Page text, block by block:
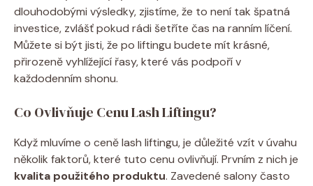
dlouhodobými výsledky, zjistíme, že to není tak špatná
investice, zvlášť pokud rádi šetříte čas na ranním líčení.
Můžete si být jisti, že po liftingu budete mít krásné,
přirozeně vyhlížející řasy, které vás podpoří v
každodenním shonu.
Co Ovlivňuje Cenu Lash Liftingu?
Když mluvíme o ceně lash liftingu, je důležité vzít v úvahu
několik faktorů, které tuto cenu ovlivňují. Prvním z nich je
kvalita použitého produktu. Zavedené salony často